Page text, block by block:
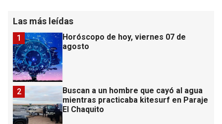
Las más leídas
Horóscopo de hoy, viernes 07 de
agosto
1
Buscan a un hombre que cayó al agua
mientras practicaba kitesurf en Paraje
El Chaquito
2